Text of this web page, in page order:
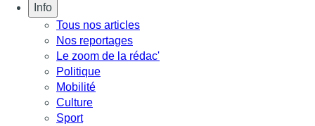
Info
Tous nos articles
Nos reportages
Le zoom de la rédac'
Politique
Mobilité
Culture
Sport